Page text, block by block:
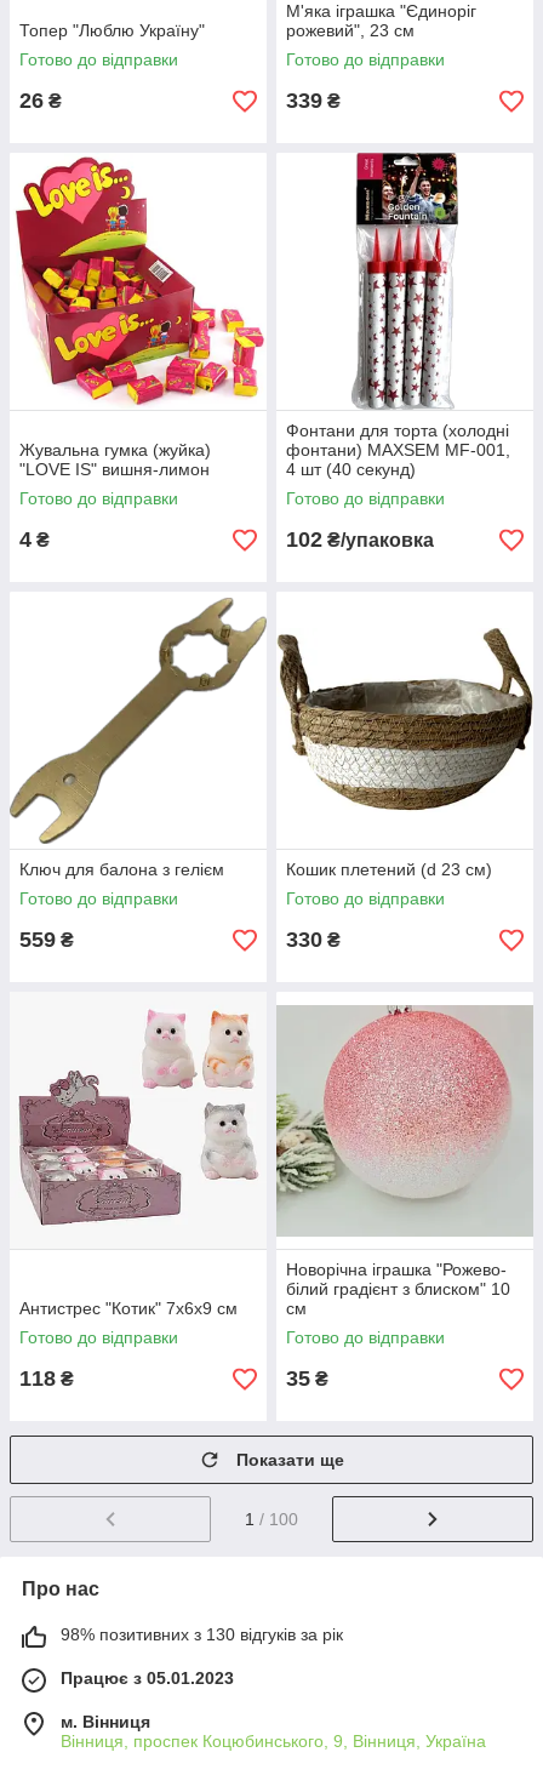
Топер "Люблю Україну"
Готово до відправки
26 ₴
М'яка іграшка "Єдиноріг
рожевий", 23 см
Готово до відправки
339 ₴
Жувальна гумка (жуйка)
"LOVE IS" вишня-лимон
Готово до відправки
4 ₴
Фонтани для торта (холодні
фонтани) MAXSEM MF-001,
4 шт (40 секунд)
Готово до відправки
102 ₴/упаковка
Ключ для балона з гелієм
Готово до відправки
559 ₴
Кошик плетений (d 23 см)
Готово до відправки
330 ₴
Антистрес "Котик" 7х6х9 см
Готово до відправки
118 ₴
Новорічна іграшка "Рожево-
білий градієнт з блиском" 10
см
Готово до відправки
35 ₴
Показати ще
1 / 100
Про нас
98% позитивних з 130 відгуків за рік
Працює з 05.01.2023
м. Вінниця
Вінниця, проспек Коцюбинського, 9, Вінниця, Україна